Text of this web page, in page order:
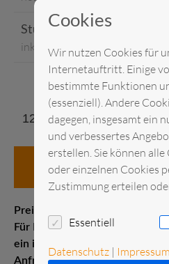
Stückpreis
inkl. MwSt.
in den
Preis pro Stück
Für Kurz- oder
ein individuelles Angebot.
Anfrage.
Cookies
Wir nutzen Cookies für
Internetauftritt. Einige
bestimmte Funktionen
(essenziell). Andere
dagegen, insgesamt ein
und verbessertes
erstellen. Sie können
oder einzelnen Cookies
Zustimmung erteilen
Essentiell
Datenschutz | Impressum